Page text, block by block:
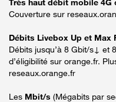
Couverture sur
Débits Livebox Up et Max
Débits jusqu’à 8 Gbit/s↓ et
d’éligibilité sur orange.fr.
reseaux.orange.fr
Les Mbit/s (Mégabits par